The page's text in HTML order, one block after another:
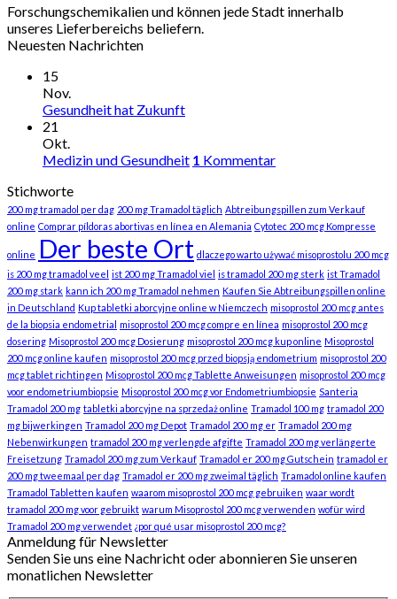
Forschungschemikalien und können jede Stadt innerhalb
unseres Lieferbereichs beliefern.
Neuesten Nachrichten
15
Nov.
Gesundheit hat Zukunft
21
Okt.
Medizin und Gesundheit 1 Kommentar
Stichworte
200 mg tramadol per dag 200 mg Tramadol täglich Abtreibungspillen zum Verkauf
online Comprar píldoras abortivas en línea en Alemania Cytotec 200 mcg Kompresse
online Der beste Ort dlaczego warto używać misoprostolu 200 mcg
is 200 mg tramadol veel ist 200 mg Tramadol viel is tramadol 200 mg sterk ist Tramadol
200 mg stark kann ich 200 mg Tramadol nehmen Kaufen Sie Abtreibungspillen online
in Deutschland Kup tabletki aborcyjne online w Niemczech misoprostol 200 mcg antes
de la biopsia endometrial
misoprostol 200 mcg compre en línea misoprostol 200 mcg
dosering Misoprostol 200 mcg Dosierung misoprostol 200 mcg kup online Misoprostol
200 mcg online kaufen misoprostol 200 mcg przed biopsją endometrium misoprostol 200
mcg tablet richtingen Misoprostol 200 mcg Tablette Anweisungen misoprostol 200 mcg
voor endometriumbiopsie Misoprostol 200 mcg vor Endometriumbiopsie Santeria
Tramadol 200 mg tabletki aborcyjne na sprzedaż online Tramadol 100 mg tramadol 200
mg bijwerkingen Tramadol 200 mg Depot Tramadol 200 mg er Tramadol 200 mg
Nebenwirkungen tramadol 200 mg verlengde afgifte Tramadol 200 mg verlängerte
Freisetzung Tramadol 200 mg zum Verkauf Tramadol er 200 mg Gutschein tramadol er
200 mg tweemaal per dag Tramadol er 200 mg zweimal täglich Tramadol online kaufen
Tramadol Tabletten kaufen waarom misoprostol 200 mcg gebruiken waar wordt
tramadol 200 mg voor gebruikt warum Misoprostol 200 mcg verwenden wofür wird
Tramadol 200 mg verwendet ¿por qué usar misoprostol 200 mcg?
Anmeldung für Newsletter
Senden Sie uns eine Nachricht oder abonnieren Sie unseren
monatlichen Newsletter